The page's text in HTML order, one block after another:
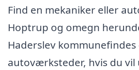
Find en mekaniker eller
Hoptrup og omegn
Haderslev
autoværksteder, hvis du vil